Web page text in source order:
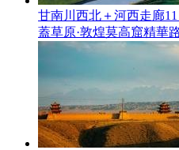
甘南川西北＋河西走廊
蓋草原·敦煌莫高窟精華